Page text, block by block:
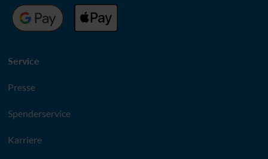
Service
Presse
Spenderservice
Karriere